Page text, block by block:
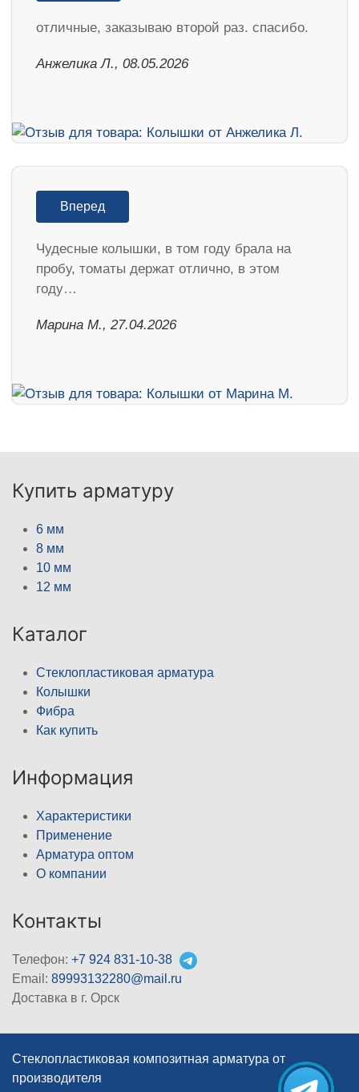
отличные, заказываю второй раз. спасибо.
Анжелика Л., 08.05.2026
Вперед
Чудесные колышки, в том году брала на
пробу, томаты держат отлично, в этом
году…
Марина М., 27.04.2026
Купить арматуру
6 мм
8 мм
10 мм
12 мм
Каталог
Стеклопластиковая арматура
Колышки
Фибра
Как купить
Информация
Характеристики
Применение
Арматура оптом
О компании
Контакты
Телефон: +7 924 831-10-38
Email: 89993132280@mail.ru
Доставка в г. Орск
Стеклопластиковая композитная арматура от
производителя